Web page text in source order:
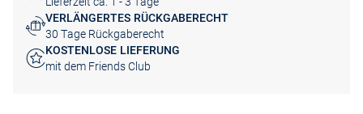
VERLÄNGERTES RÜCKGABERECHT
30 Tage Rückgaberecht
KOSTENLOSE LIEFERUNG
mit dem Friends Club